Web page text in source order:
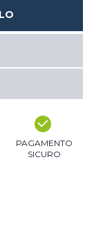
PAGAMENTO
SICURO